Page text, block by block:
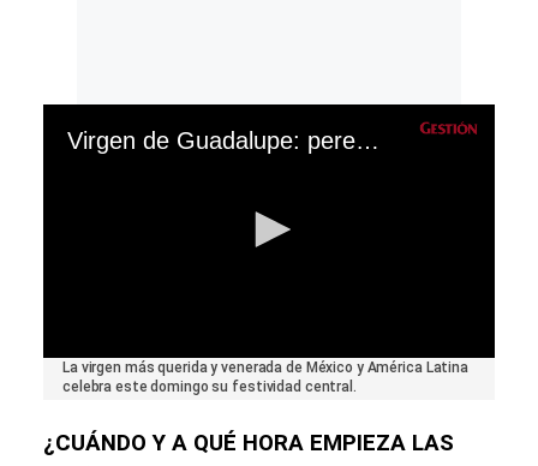
Virgen de Guadalupe: peregrinos visitan la Basílica en su día
seconds
seconds
La virgen más querida y venerada de México y América Latina
celebra este domingo su festividad central.
¿CUÁNDO Y A QUÉ HORA EMPIEZA LAS